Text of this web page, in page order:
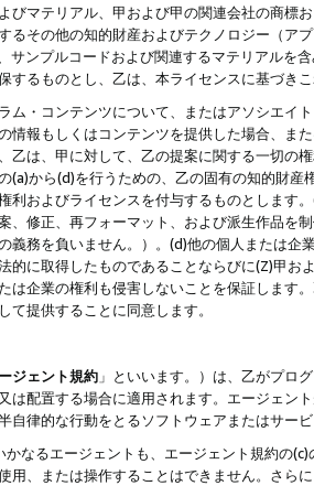
びマテリアル、甲および甲の関連会社の商
るその他の知的財産およびテクノロジー（ア
サンプルコードおよび関連するマテリアル
するものとし、乙は、本ライセンスに基づき
ム・コンテンツについて、またはアソシエイ
情報もしくはコンテンツを提供した場合、ま
乙は、甲に対して、乙の提案に関する一切
(a)から(d)を行うための、乙の固有の知的財
利およびライセンスを付与するものとします
、修正、再フォーマット、および派生作品を
義務を負いません。）。(d)他の個人または
的に取得したものであることならびに(Z)甲
は企業の権利も侵害しないことを保証します
て提供することに同意します。
ジェント規約 」といいます。）は、乙がプロ
は配置する場合に適用されます。エージェン
自律的な行動をとるソフトウェアまたはサー
かなるエージェントも、エージェント規約の
用、または操作することはできません。さら